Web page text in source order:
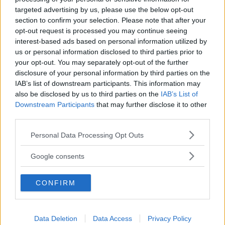
targeted advertising by us, please use the below opt-out
section to confirm your selection. Please note that after your
opt-out request is processed you may continue seeing
interest-based ads based on personal information utilized by
us or personal information disclosed to third parties prior to
your opt-out. You may separately opt-out of the further
disclosure of your personal information by third parties on the
IAB’s list of downstream participants. This information may
also be disclosed by us to third parties on the IAB’s List of
Downstream Participants that may further disclose it to other
Please note that this website/app uses one or more Google
not limited to your visit or usage behaviour. You may click to
use your data for below specified purposes in below Google
consent section.
Personal Data Processing Opt Outs
Google consents
CONFIRM
Data Deletion Data Access Privacy Policy
attività sono gestite dallaCooperativa Myosotis
Cerca altre strutture
Alberghi
Valigie per il Parto